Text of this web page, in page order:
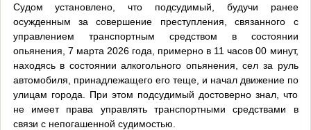
Судом установлено, что подсудимый, будучи ранее
осужденным за совершение преступления, связанного с
управлением транспортным средством в состоянии
опьянения, 7 марта 2026 года, примерно в 11 часов 00 минут,
находясь в состоянии алкогольного опьянения, сел за руль
автомобиля, принадлежащего его теще, и начал движение по
улицам города. При этом подсудимый достоверно знал, что
не имеет права управлять транспортными средствами в
связи с непогашенной судимостью.